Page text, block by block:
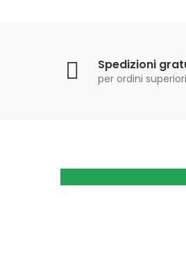
Spedizioni
per ordini